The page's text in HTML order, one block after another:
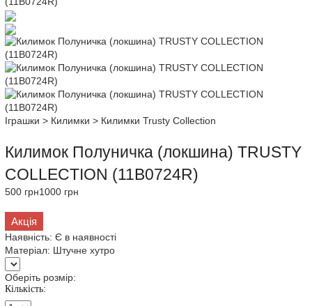
Іграшки > Килимки > Килимки Trusty Collection
Килимок Полуничка (локшина) TRUSTY
COLLECTION (11B0724R)
500 грн1000 грн
Акція
Наявність:Є в наявності
Матеріал: Штучне хутро
Оберіть розмір:
Кількість: